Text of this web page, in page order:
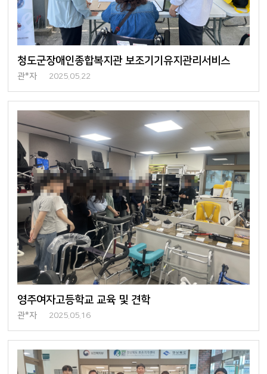
청도군장애인종합복지관 보조기기유지관리서비스
관*자 2025.05.22
영주여자고등학교 교육 및 견학
관*자 2025.05.16